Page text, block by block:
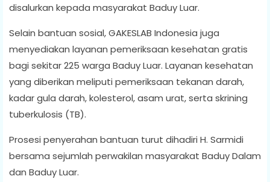
disalurkan kepada masyarakat Baduy Luar.
Selain bantuan sosial, GAKESLAB Indonesia juga
menyediakan layanan pemeriksaan kesehatan gratis
bagi sekitar 225 warga Baduy Luar. Layanan kesehatan
yang diberikan meliputi pemeriksaan tekanan darah,
kadar gula darah, kolesterol, asam urat, serta skrining
tuberkulosis (TB).
Prosesi penyerahan bantuan turut dihadiri H. Sarmidi
bersama sejumlah perwakilan masyarakat Baduy Dalam
dan Baduy Luar.